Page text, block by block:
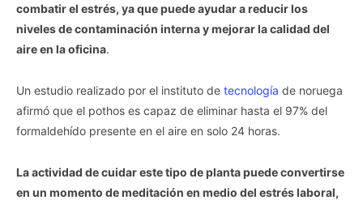
combatir el estrés, ya que puede ayudar a reducir los
niveles de contaminación interna y mejorar la calidad del
aire en la oficina.
Un estudio realizado por el instituto de tecnología de noruega
afirmó que el pothos es capaz de eliminar hasta el 97% del
formaldehído presente en el aire en solo 24 horas.
La actividad de cuidar este tipo de planta puede convertirse
en un momento de meditación en medio del estrés laboral,